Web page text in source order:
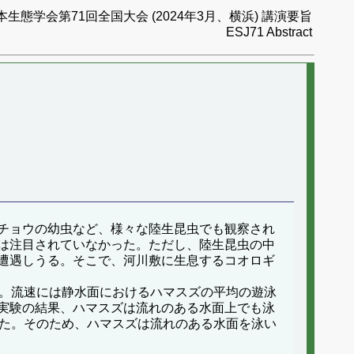
生態学会第71回全国大会 (2024年3月、横浜) 講演要旨
ESJ71 Abstract
ョウの幼虫など、様々な陸生昆虫でも観察され
目されていなかった。ただし、陸生昆虫の中
遇しうる。そこで、河川敷に生息するコオロギ
流速には静水面におけるハマスズの平均の遊泳
験の結果、ハマスズは流れのある水面上でも泳
。そのため、ハマスズは流れのある水面を泳い